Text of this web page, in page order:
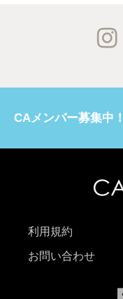
CAメンバー募集中！
利用規約
お問い合わせ